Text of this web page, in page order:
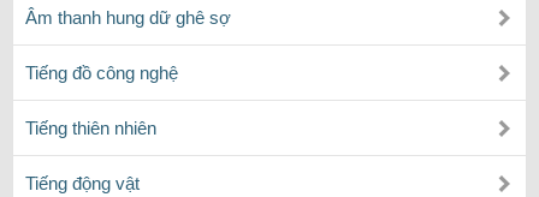
Âm thanh hung dữ ghê sợ
Tiếng đồ công nghệ
Tiếng thiên nhiên
Tiếng động vật